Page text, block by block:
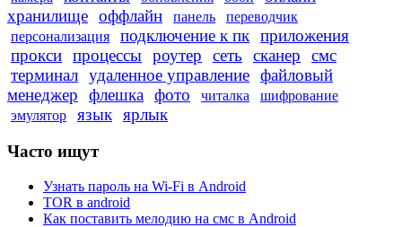
хранилище оффлайн панель
переводчик
персонализация
подключение к пк приложения
прокси процессы роутер сеть сканер
смс
терминал удаленное управление файловый
менеджер
флешка фото читалка
шифрование
эмулятор
язык
ярлык
Часто ищут
Узнать пароль на Wi-Fi в Android
TOR в android
Как поставить мелодию на смс в Android